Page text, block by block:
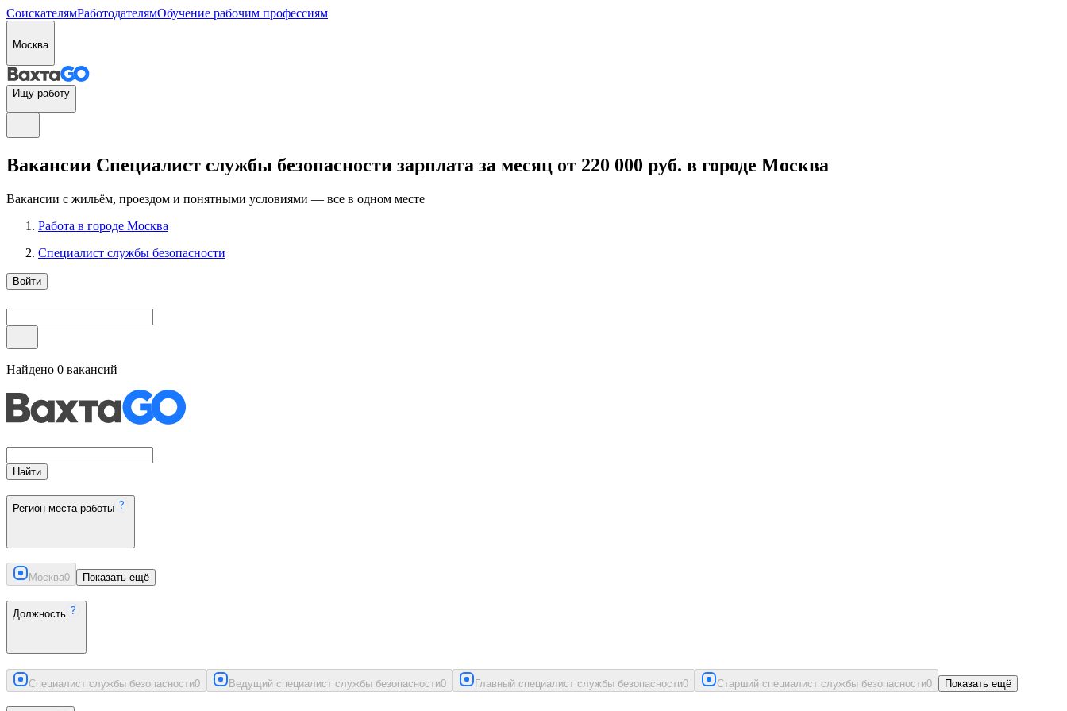
СоискателямРаботодателямОбучение рабочим профессиям
Москва
Ищу работу
Вакансии Специалист службы безопасности зарплата за месяц от 220 000 руб. в городе Москва
Вакансии с жильём, проездом и понятными условиями — все в одном месте
Работа в городе Москва
Специалист службы безопасности
Войти
Найдено 0 вакансий
Найти
Регион места работы
Москва0 Показать ещё
Должность
Специалист службы безопасности0 Ведущий специалист службы безопасности0 Главный специалист службы безопасности0 Старший специалист службы безопасности0 Показать ещё